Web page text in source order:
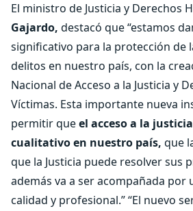
El ministro de Justicia y Derechos
Gajardo, destacó que “estamos
significativo para la protección de
delitos en nuestro país, con la
Nacional de Acceso a la Justicia y
Víctimas. Esta importante nueva
permitir queel acceso a la
cualitativo en nuestro país, que
que la Justicia puede resolver sus
además va a ser acompañada por
calidad y profesional.” “El nuevo